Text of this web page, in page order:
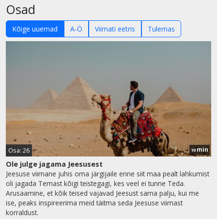
Osad
Kõige uuemad A-Ö Viimati eetris Tulemas
Osa: 26 10min
Ole julge jagama Jeesusest
Jeesuse viimane juhis oma järgijaile enne siit maa pealt lahkumist
oli jagada Temast kõigi teistegagi, kes veel ei tunne Teda.
Arusaamine, et kõik teised vajavad Jeesust sama palju, kui me
ise, peaks inspireerima meid täitma seda Jeesuse viimast
korraldust.